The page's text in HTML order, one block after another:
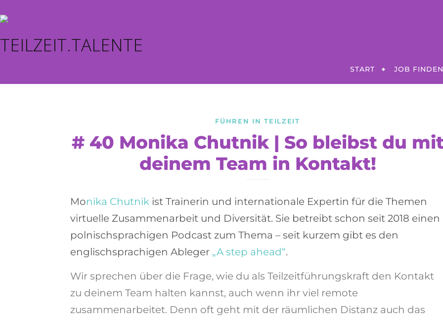
START JOB FINDEN
FÜHREN IN TEILZEIT
# 40 Monika Chutnik | So bleibst du
deinem Team in Kontakt!
Monika Chutnik ist Trainerin und internationale Expertin für die Themen
virtuelle Zusammenarbeit und Diversität. Sie betreibt schon seit 2018 einen
polnischsprachigen Podcast zum Thema – seit kurzem gibt es den
englischsprachigen Ableger „A step ahead“.
Wir sprechen über die Frage, wie du als Teilzeitführungskraft den Kontakt
zu deinem Team halten kannst, auch wenn ihr viel remote
zusammenarbeitet. Denn oft geht mit der räumlichen Distanz auch das